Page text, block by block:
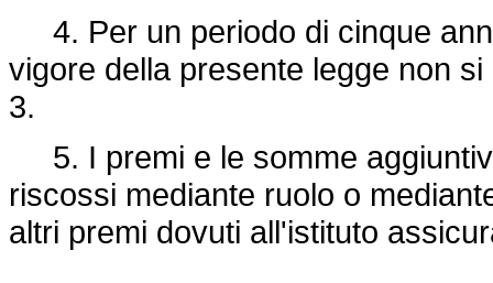
4. Per un periodo di cinque
vigore della presente legge non
3.
5. I premi e le somme
riscossi mediante ruolo o
altri premi dovuti all'istituto